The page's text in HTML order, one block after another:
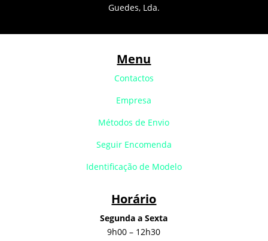
Guedes, Lda.
Menu
Contactos
Empresa
Métodos de Envio
Seguir Encomenda
Identificação de Modelo
Horário
Segunda a Sexta
9h00 – 12h30